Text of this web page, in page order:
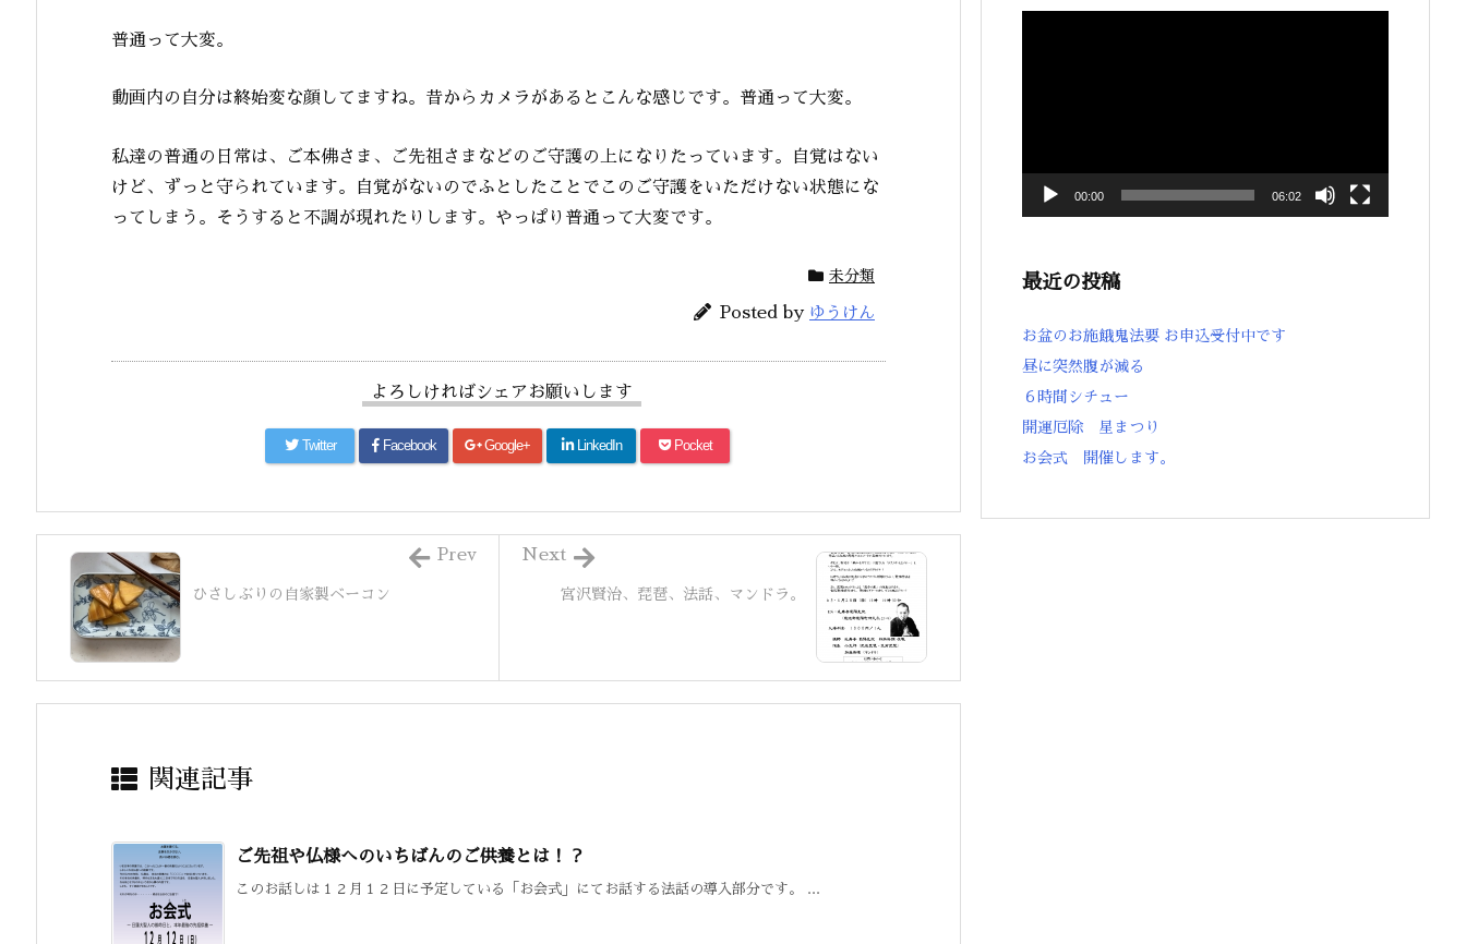
普通って大変。
動画内の自分は終始変な顔してますね。昔からカメラがあるとこんな感じです。普通って大変。
私達の普通の日常は、ご本佛さま、ご先祖さまなどのご守護の上になりたっています。自覚はない
けど、ずっと守られています。自覚がないのでふとしたことでこのご守護をいただけない状態にな
ってしまう。そうすると不調が現れたりします。やっぱり普通って大変です。
未分類
Posted by ゆうけん
よろしければシェアお願いします
Twitter Facebook Google+ LinkedIn Pocket
宮沢賢治、琵琶、法話、マンドラ。
Next
ひさしぶりの自家製ベーコン
Prev
関連記事
ご先祖や仏様へのいちばんのご供養とは！？
このお話しは１２月１２日に予定している「お会式」にてお話する法話の導入部分です。 ...
00:00 06:02
最近の投稿
お盆のお施餓鬼法要 お申込受付中です
昼に突然腹が減る
６時間シチュー
開運厄除 星まつり
お会式 開催します。